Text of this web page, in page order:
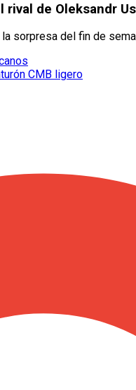
de Oleksandr
sorpresa del fin de
CMB ligero